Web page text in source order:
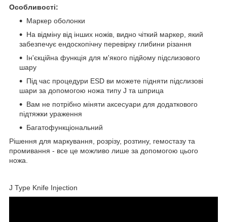
Особливості:
Маркер оболонки
На відміну від інших ножів, видно чіткий маркер, який
забезпечує ендоскопічну перевірку глибини різання
Ін'єкційна функція для м'якого підйому підслизового
шару
Під час процедури ESD ви можете підняти підслизові
шари за допомогою ножа типу J та шприца
Вам не потрібно міняти аксесуари для додаткового
підтяжки ураження
Багатофункціональний
Рішення для маркування, розрізу, розтину, гемостазу та
промивання - все це можливо лише за допомогою цього
ножа.
J Type Knife Injection